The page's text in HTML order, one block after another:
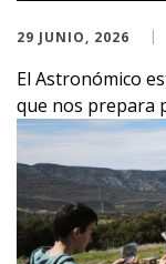
29 JUNIO, 2026
El Astronómico
que nos prepara